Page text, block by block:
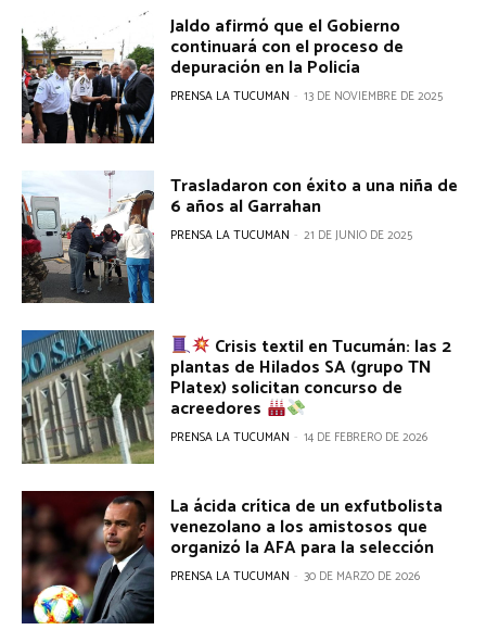
Jaldo afirmó que el Gobierno
continuará con el proceso de
depuración en la Policía
PRENSA LA TUCUMAN - 13 DE NOVIEMBRE DE 2025
Trasladaron con éxito a una niña de
6 años al Garrahan
PRENSA LA TUCUMAN - 21 DE JUNIO DE 2025
Crisis textil en Tucumán: las 2
plantas de Hilados SA (grupo TN
Platex) solicitan concurso de
acreedores
PRENSA LA TUCUMAN - 14 DE FEBRERO DE 2026
La ácida crítica de un exfutbolista
venezolano a los amistosos que
organizó la AFA para la selección
PRENSA LA TUCUMAN - 30 DE MARZO DE 2026